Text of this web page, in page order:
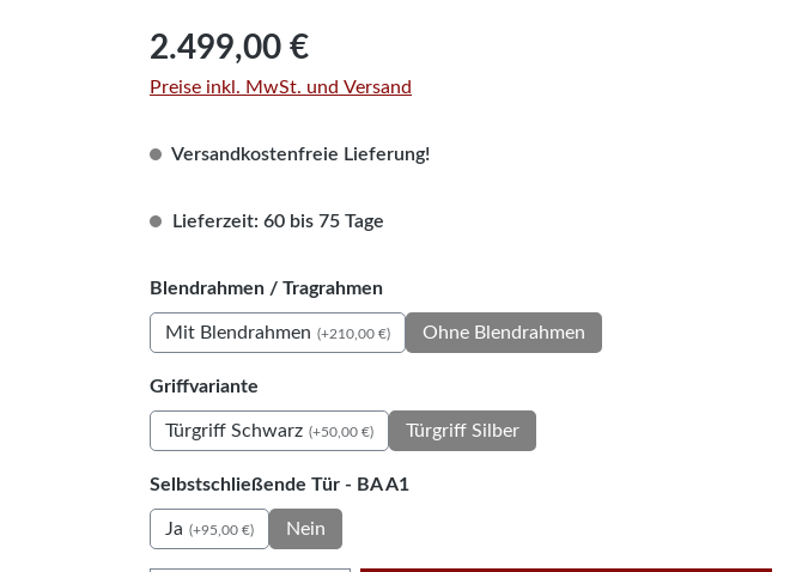
Regulärer Preis:
2.499,00 €
Preise inkl. MwSt. und Versand
Versandkostenfreie Lieferung!
Lieferzeit: 60 bis 75 Tage
Blendrahmen / Tragrahmenauswählen
Mit Blendrahmen (+210,00 €) Ohne Blendrahmen
Griffvariante
Türgriff Schwarz (+50,00 €) Türgriff Silber
Selbstschließende Tür - BA A1auswählen
Ja (+95,00 €) Nein